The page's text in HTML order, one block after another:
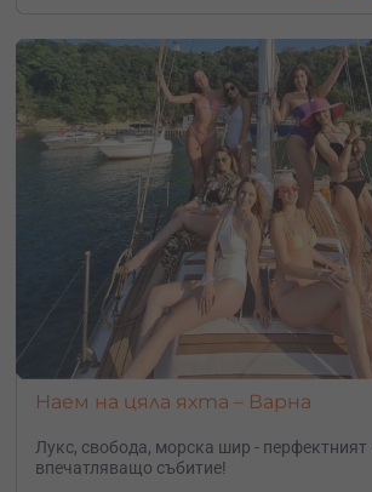
Наем на цяла яхта – Варна
Лукс, свобода, морска шир - перфектният
впечатляващо събитие!